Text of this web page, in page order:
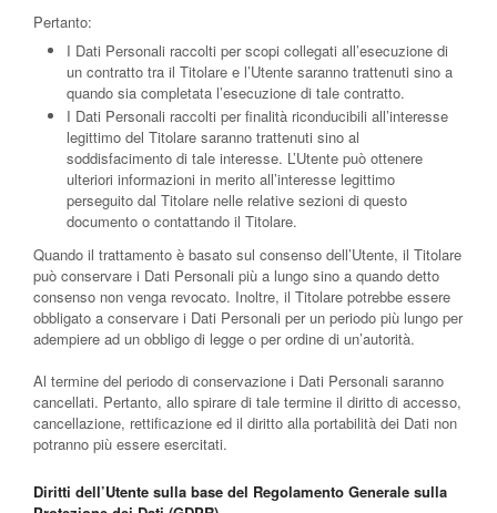
Pertanto:
I Dati Personali raccolti per scopi collegati all’esecuzione di
un contratto tra il Titolare e l’Utente saranno trattenuti sino a
quando sia completata l’esecuzione di tale contratto.
I Dati Personali raccolti per finalità riconducibili all’interesse
legittimo del Titolare saranno trattenuti sino al
soddisfacimento di tale interesse. L’Utente può ottenere
ulteriori informazioni in merito all’interesse legittimo
perseguito dal Titolare nelle relative sezioni di questo
documento o contattando il Titolare.
Quando il trattamento è basato sul consenso dell’Utente, il Titolare
può conservare i Dati Personali più a lungo sino a quando detto
consenso non venga revocato. Inoltre, il Titolare potrebbe essere
obbligato a conservare i Dati Personali per un periodo più lungo per
adempiere ad un obbligo di legge o per ordine di un’autorità.
Al termine del periodo di conservazione i Dati Personali saranno
cancellati. Pertanto, allo spirare di tale termine il diritto di accesso,
cancellazione, rettificazione ed il diritto alla portabilità dei Dati non
potranno più essere esercitati.
Diritti dell’Utente sulla base del Regolamento Generale sulla